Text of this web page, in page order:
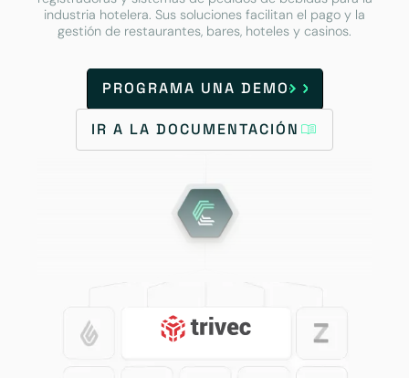
industria hotelera. Sus soluciones facilitan el pago y la
gestión de restaurantes, bares, hoteles y casinos.
PROGRAMA UNA DEMO
IR A LA DOCUMENTACIÓN